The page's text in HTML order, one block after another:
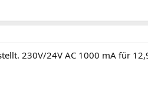
230V/24V AC 1000 mA für